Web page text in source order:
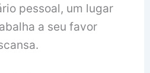
pessoal, um lugar
a seu favor